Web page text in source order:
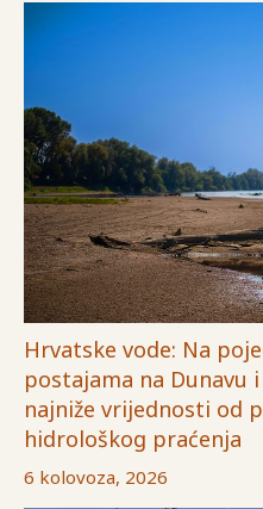
Hrvatske vode: Na
postajama na Dunavu
najniže vrijednosti od
hidrološkog praćenja
6 kolovoza, 2026